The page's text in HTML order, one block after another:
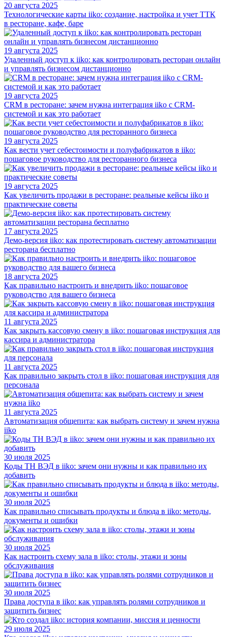
20 августа 2025
Технологические карты iiko: создание, настройка и учет ТТК
в ресторане, кафе, баре
19 августа 2025
Удаленный доступ к iiko: как контролировать ресторан онлайн
и управлять бизнесом дистанционно
19 августа 2025
CRM в ресторане: зачем нужна интеграция iiko с CRM-
системой и как это работает
19 августа 2025
Как вести учет себестоимости и полуфабрикатов в iiko:
пошаговое руководство для ресторанного бизнеса
19 августа 2025
Как увеличить продажи в ресторане: реальные кейсы iiko и
практические советы
17 августа 2025
Демо-версия iiko: как протестировать систему автоматизации
ресторана бесплатно
18 августа 2025
Как правильно настроить и внедрить iiko: пошаговое
руководство для вашего бизнеса
11 августа 2025
Как закрыть кассовую смену в iiko: пошаговая инструкция для
кассира и администратора
11 августа 2025
Как правильно закрыть стол в iiko: пошаговая инструкция для
персонала
11 августа 2025
Автоматизация общепита: как выбрать систему и зачем нужна
iiko
30 июля 2025
Коды ТН ВЭД в iiko: зачем они нужны и как правильно их
добавить
30 июля 2025
Как правильно списывать продукты и блюда в iiko: методы,
документы и ошибки
30 июля 2025
Как настроить схему зала в iiko: столы, этажи и зоны
обслуживания
30 июля 2025
Права доступа в iiko: как управлять ролями сотрудников и
защитить бизнес
29 июля 2025